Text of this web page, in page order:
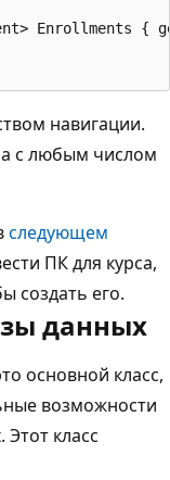
Enrollments {
навигации.
с любым числом
следующем
ПК для курса,
создать его.
данных
основной класс,
возможности
класс